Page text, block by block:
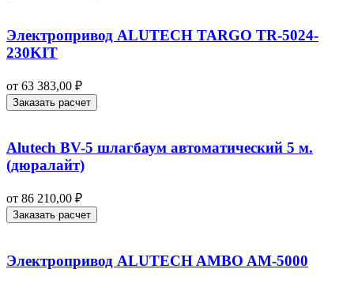
Электропривод ALUTECH TARGO TR-5024-
230KIT
от 63 383,00 ₽
Заказать расчет
Alutech BV-5 шлагбаум автоматический 5 м.
(дюралайт)
от 86 210,00 ₽
Заказать расчет
Электропривод ALUTECH AMBO AM-5000